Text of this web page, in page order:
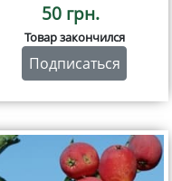
50 грн.
Товар закончился
Подписаться